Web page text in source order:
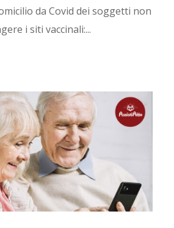
da Covid dei soggetti non
i siti vaccinali:...